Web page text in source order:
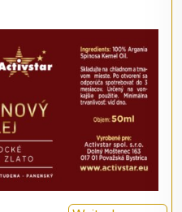
dann die Nuss von
Kerne im
Hadley King, MD,
Dozent für
Weill Medical College
Kerne werden dann
reines, ungefiltertes
dekantiert und
Öl zu erhalten.